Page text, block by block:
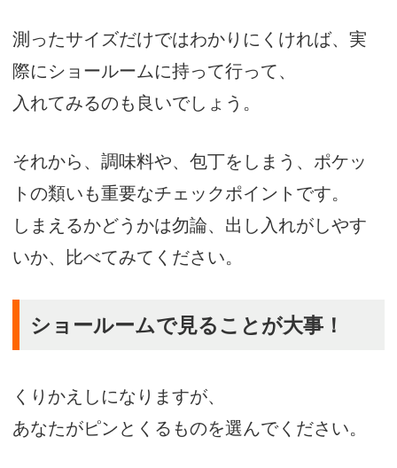
測ったサイズだけではわかりにくければ、実
際にショールームに持って行って、
入れてみるのも良いでしょう。
それから、調味料や、包丁をしまう、ポケッ
トの類いも重要なチェックポイントです。
しまえるかどうかは勿論、出し入れがしやす
いか、比べてみてください。
ショールームで見ることが大事！
くりかえしになりますが、
あなたがピンとくるものを選んでください。